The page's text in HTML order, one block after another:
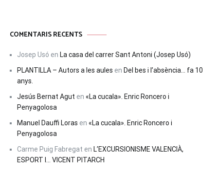
COMENTARIS RECENTS
Josep Usó en La casa del carrer Sant Antoni (Josep Usó)
PLANTILLA – Autors a les aules en Del bes i l’absència… fa 10
anys.
Jesús Bernat Agut en «La cucala». Enric Roncero i
Penyagolosa
Manuel Dauffi Loras en «La cucala». Enric Roncero i
Penyagolosa
Carme Puig Fabregat en L’EXCURSIONISME VALENCIÀ,
ESPORT I… VICENT PITARCH